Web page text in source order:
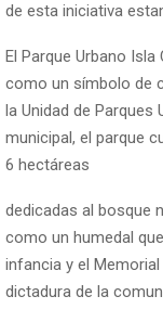
de esta iniciativa
El Parque Urbano
como un símbolo de
la Unidad de Parques
municipal, el parque
6 hectáreas
dedicadas al bosque
como un humedal
infancia y el
dictadura de la